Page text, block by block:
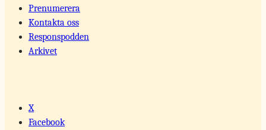
Prenumerera
Kontakta oss
Responspodden
Arkivet
X
Facebook